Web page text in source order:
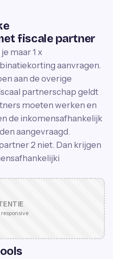
fiscale partner
maar 1 x
aanvragen.
aan de overige
partnerschap geldt
moeten werken en
de inkomensafhankelijk
aangevraagd.
2 niet. Dan krijgen
responsive